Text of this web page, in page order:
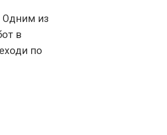
Одним из
в
по